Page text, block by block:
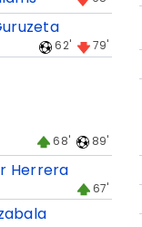
62' 79'
68' 89'
Herrera
67'